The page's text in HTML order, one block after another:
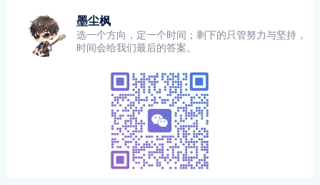
墨尘枫
选一个方向，定一个时间；剩下的只管努力与坚持，
时间会给我们最后的答案。